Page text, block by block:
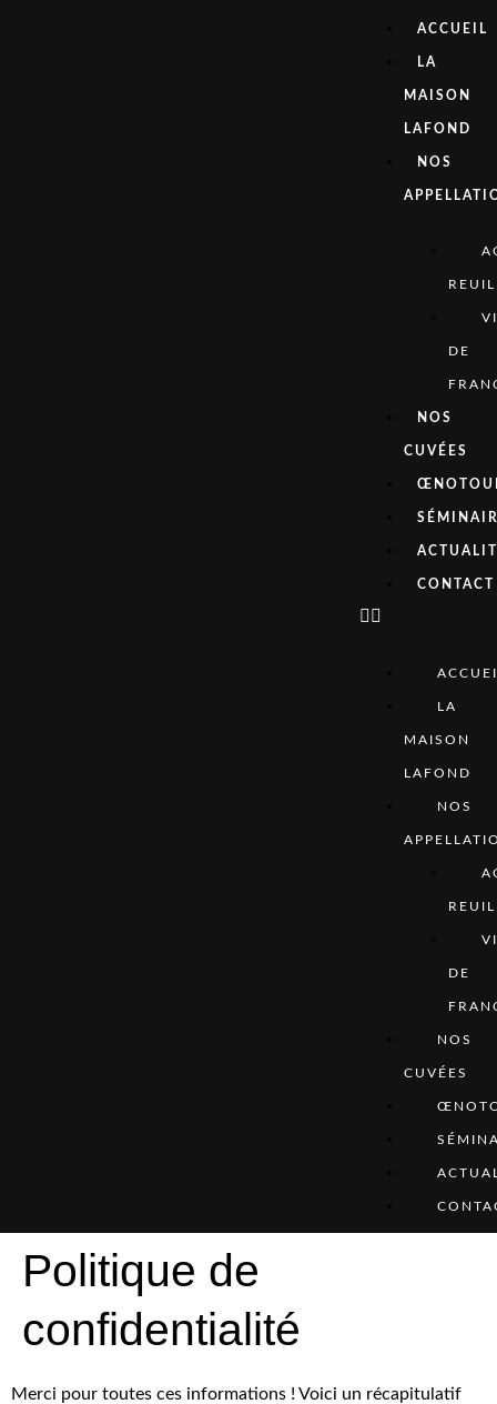
ACCUEIL
LA
MAISON
LAFOND
NOS
DE
NOS
CUVÉES
CONTACT
LA
MAISON
LAFOND
NOS
DE
NOS
CUVÉES
Politique de
confidentialité
Merci pour toutes ces informations ! Voici un récapitulatif